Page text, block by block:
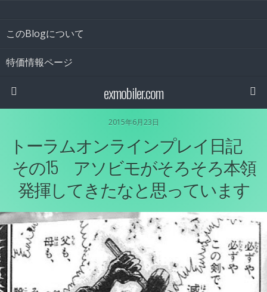
このBlogについて
特価情報ページ
exmobiler.com
2015年6月23日
トーラムオンラインプレイ日記
その15 アソビモがそろそろ本領
発揮してきたなと思っています